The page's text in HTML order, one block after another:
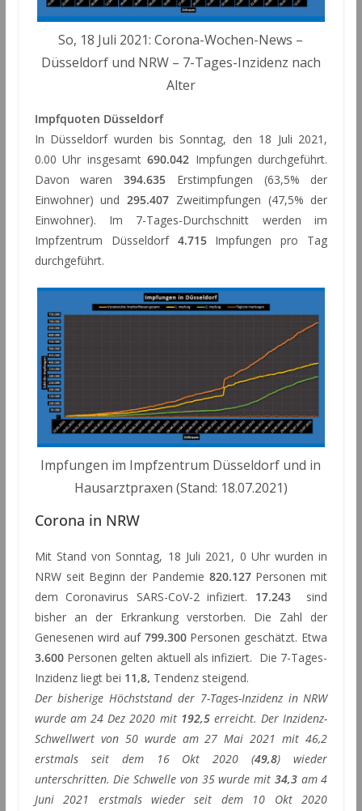
So, 18 Juli 2021: Corona-Wochen-News –
Düsseldorf und NRW – 7-Tages-Inzidenz nach
Alter
Impfquoten Düsseldorf
In Düsseldorf wurden bis Sonntag, den 18 Juli 2021,
0.00 Uhr insgesamt690.042 Impfungen durchgeführt.
Davon waren394.635 Erstimpfungen (63,5% der
Einwohner) und295.407 Zweitimpfungen (47,5% der
Einwohner). Im 7-Tages-Durchschnitt werden im
Impfzentrum Düsseldorf 4.715Impfungen pro Tag
durchgeführt.
Impfungen im Impfzentrum Düsseldorf und in
Hausarztpraxen (Stand: 18.07.2021)
Corona in NRW
Mit Stand von Sonntag, 18 Juli 2021, 0 Uhr wurden in
NRW seit Beginn der Pandemie 820.127Personen mit
dem Coronavirus SARS-CoV-2 infiziert. 17.243 sind
bisher an der Erkrankung verstorben. Die Zahl der
Genesenen wird auf 799.300Personen geschätzt. Etwa
3.600Personen gelten aktuell als infiziert. Die 7-Tages-
Inzidenz liegt bei 11,8, Tendenz steigend.
Der bisherige Höchststand der 7-Tages-Inzidenz in NRW
wurde am 24 Dez 2020 mit 192,5erreicht. Der Inzidenz-
Schwellwert von 50 wurde am 27 Mai 2021 mit 46,2
erstmals seit dem 16 Okt 2020 (49,8) wieder
unterschritten. Die Schwelle von 35 wurde mit 34,3am 4
Juni 2021 erstmals wieder seit dem 10 Okt 2020